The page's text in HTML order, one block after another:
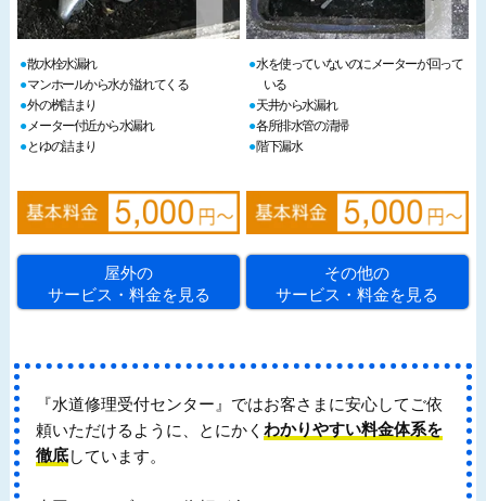
散水栓水漏れ
マンホールから水が溢れてくる
外の桝詰まり
メーター付近から水漏れ
とゆの詰まり
屋外の
サービス・料金を見る
水を使っていないのにメーターが回って
いる
天井から水漏れ
各所排水管の清掃
階下漏水
その他の
サービス・料金を見る
『水道修理受付センター』ではお客さまに安心してご依
頼いただけるように、とにかく わかりやすい料金体系を
徹底しています。